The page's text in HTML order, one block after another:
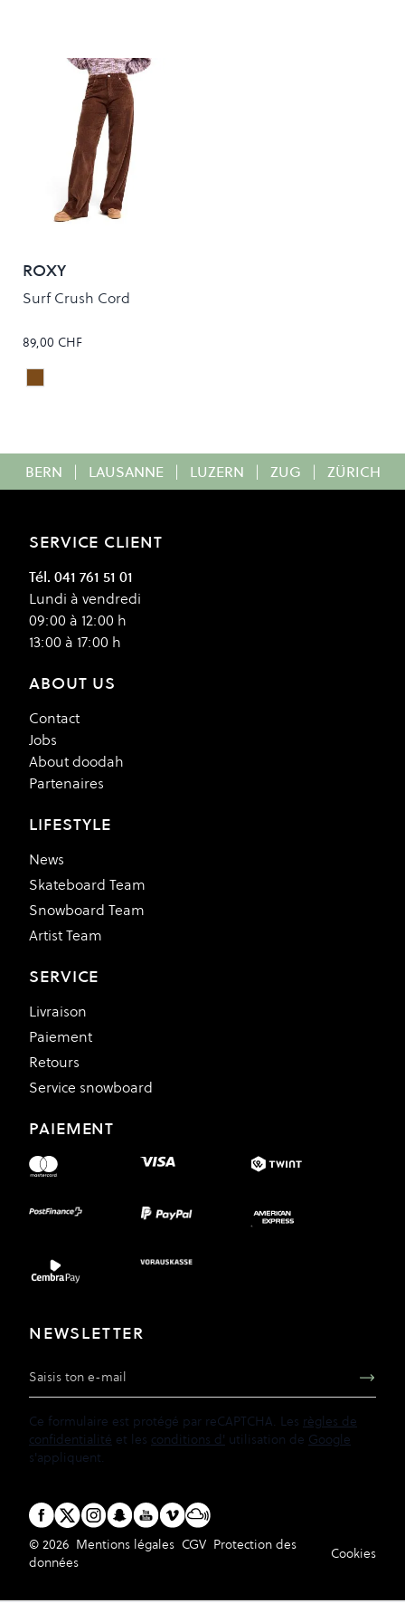
ROXY
Surf Crush Cord
89,00 CHF
Colour
Chestnut
BERN | LAUSANNE | LUZERN | ZUG | ZÜRICH
SERVICE CLIENT
Tél. 041 761 51 01
Lundi à vendredi
09:00 à 12:00 h
13:00 à 17:00 h
ABOUT US
Contact
Jobs
About doodah
Partenaires
LIFESTYLE
News
Skateboard Team
Snowboard Team
Artist Team
SERVICE
Livraison
Paiement
Retours
Service snowboard
PAIEMENT
NEWSLETTER
Adresse e-mail
Ce formulaire est protégé par reCAPTCHA. Les règles de
confidentialité et les conditions d' utilisation de Google
s'appliquent.
© 2026 Mentions légales CGV Protection des
données
Cookies